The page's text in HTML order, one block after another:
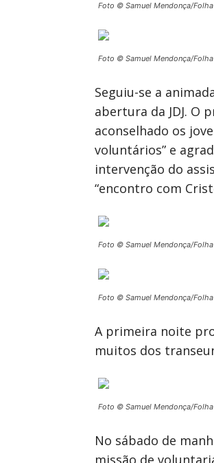
Foto © Samuel Mendonça/
Foto © Samuel Mendonça/
Seguiu-se a
abertura da JDJ. O
aconselhado os
voluntários” e
intervenção do
“encontro com
Foto © Samuel Mendonça/
Foto © Samuel Mendonça/
A primeira noite
muitos dos
Foto © Samuel Mendonça/
No sábado de
missão de